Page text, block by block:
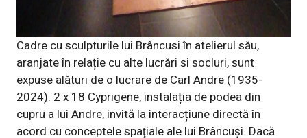
Cadre cu sculpturile lui Brâncusi în atelierul său,
aranjate în relație cu alte lucrări si socluri, sunt
expuse alături de o lucrare de Carl Andre (1935-
2024). 2 x 18 Cyprigene, instalația de podea din
cupru a lui Andre, invită la interacțiune directă în
acord cu conceptele spaţiale ale lui Brâncuși. Dacă